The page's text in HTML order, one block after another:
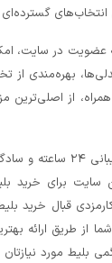
گسترده‌ای
عضویت در سایت،
بهره‌مندی از
از اصلی‌ترین
تمام این امکانات در
سایت برای خرید
شما هیچ کارمزدی قبال
از طریق ارائه
بلیط مورد